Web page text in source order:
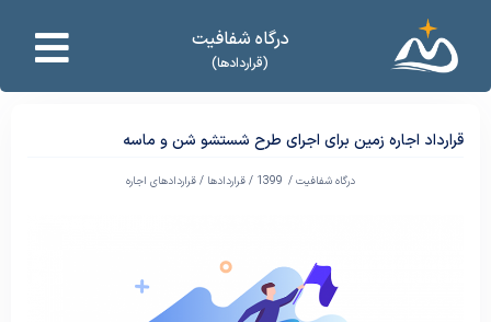
درگاه شفافیت
(قراردادها)
قرارداد اجاره زمین برای اجرای طرح شستشو شن و ماسه
درگاه شفافیت / 1399
/قراردادها /قراردادهای اجاره